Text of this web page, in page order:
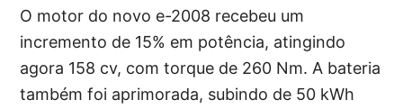
O motor do novo e-2008 recebeu um
incremento de 15% em potência, atingindo
agora 158 cv, com torque de 260 Nm. A bateria
também foi aprimorada, subindo de 50 kWh